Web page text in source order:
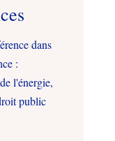
dans
:
l'énergie,
public